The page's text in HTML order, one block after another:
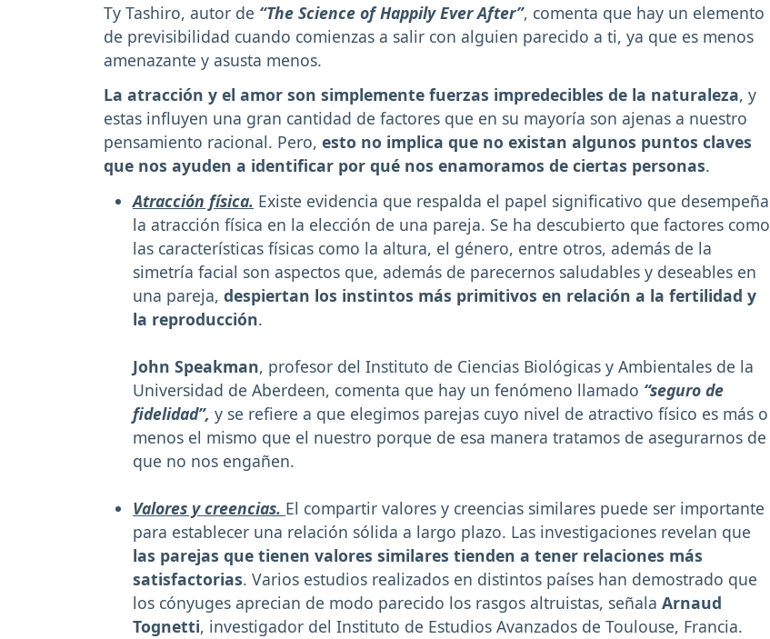
Ty Tashiro, autor de “The Science of Happily Ever After”, comenta que hay un elemento
de previsibilidad cuando comienzas a salir con alguien parecido a ti, ya que es menos
amenazante y asusta menos.
La atracción y el amor son simplemente fuerzas impredecibles de la naturaleza, y
estas influyen una gran cantidad de factores que en su mayoría son ajenas a nuestro
pensamiento racional. Pero, esto no implica que no existan algunos puntos claves
que nos ayuden a identificar por qué nos enamoramos de ciertas personas.
Atracción física. Existe evidencia que respalda el papel significativo que desempeña
la atracción física en la elección de una pareja. Se ha descubierto que factores como
las características físicas como la altura, el género, entre otros, además de la
simetría facial son aspectos que, además de parecernos saludables y deseables en
una pareja, despiertan los instintos más primitivos en relación a la fertilidad y
la reproducción.
John Speakman, profesor del Instituto de Ciencias Biológicas y Ambientales de la
Universidad de Aberdeen, comenta que hay un fenómeno llamado “seguro de
fidelidad”, y se refiere a que elegimos parejas cuyo nivel de atractivo físico es más o
menos el mismo que el nuestro porque de esa manera tratamos de asegurarnos de
que no nos engañen.
Valores y creencias. El compartir valores y creencias similares puede ser importante
para establecer una relación sólida a largo plazo. Las investigaciones revelan que
las parejas que tienen valores similares tienden a tener relaciones más
satisfactorias. Varios estudios realizados en distintos países han demostrado que
los cónyuges aprecian de modo parecido los rasgos altruistas, señala Arnaud
Tognetti, investigador del Instituto de Estudios Avanzados de Toulouse, Francia.